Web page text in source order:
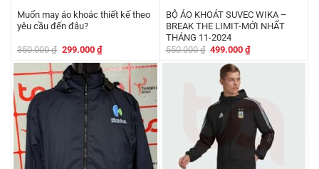
Muốn may áo khoác thiết kế theo
yêu cầu đến đâu?
350.000₫ Giá
là:
350.000 ₫.
299.000 ₫Giá
hiện
tại
là:
299.000 ₫.
BỘ ÁO KHOÁT SUVEC WIKA –
BREAK THE LIMIT-MỚI NHẤT
THÁNG 11-2024
550.000₫ Giá
là:
550.000 ₫.
499.000₫Giá